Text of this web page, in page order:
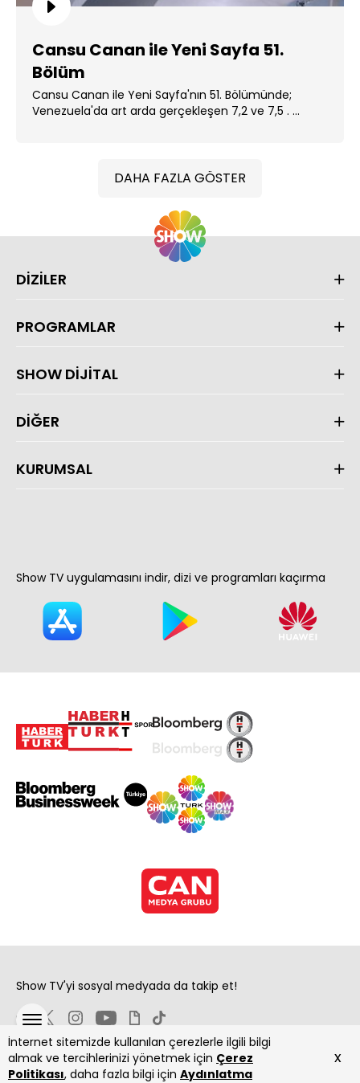
Cansu Canan ile Yeni Sayfa 51.
Bölüm
Cansu Canan ile Yeni Sayfa'nın 51. Bölümünde;
Venezuela'da art arda gerçekleşen 7,2 ve 7,5 . ...
DAHA FAZLA GÖSTER
İnternet sitemizde kullanılan çerezlerle ilgili bilgi
almak ve tercihlerinizi yönetmek için Çerez
Politikası, daha fazla bilgi için Aydınlatma
x
DİZİLER
PROGRAMLAR
SHOW DİJİTAL
DİĞER
KURUMSAL
Show TV uygulamasını indir, dizi ve programları kaçırma
Show TV'yi sosyal medyada da takip et!